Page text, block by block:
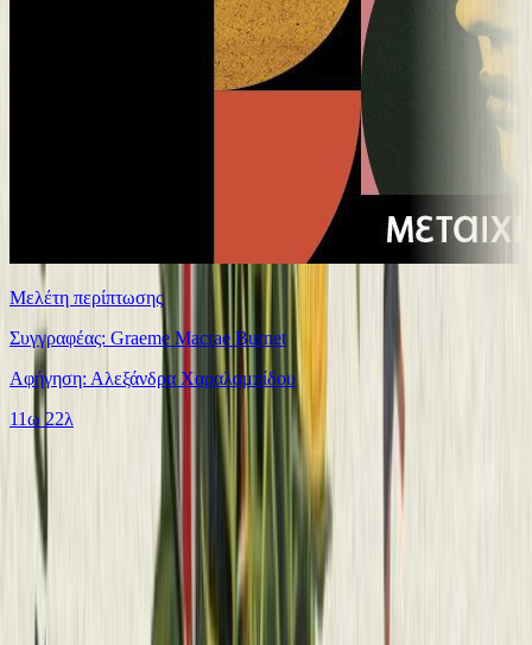
Μελέτη περίπτωσης
Συγγραφέας: Graeme Macrae Burnet
Αφήγηση: Αλεξάνδρα Χαραλαμπίδου
11ω 22λ